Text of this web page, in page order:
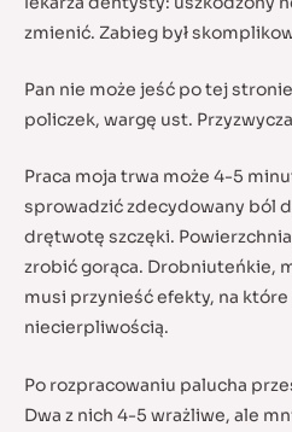
zmienić. Zabieg był
Pan nie może jeść po tej
policzek, wargę ust.
Praca moja trwa może 4-5
sprowadzić zdecydowany ból
drętwotę szczęki.
zrobić gorąca. Drobniuteńkie,
musi przynieść efekty, na które
niecierpliwością.
Po rozpracowaniu palucha
Dwa z nich 4-5 wrażliwe, ale